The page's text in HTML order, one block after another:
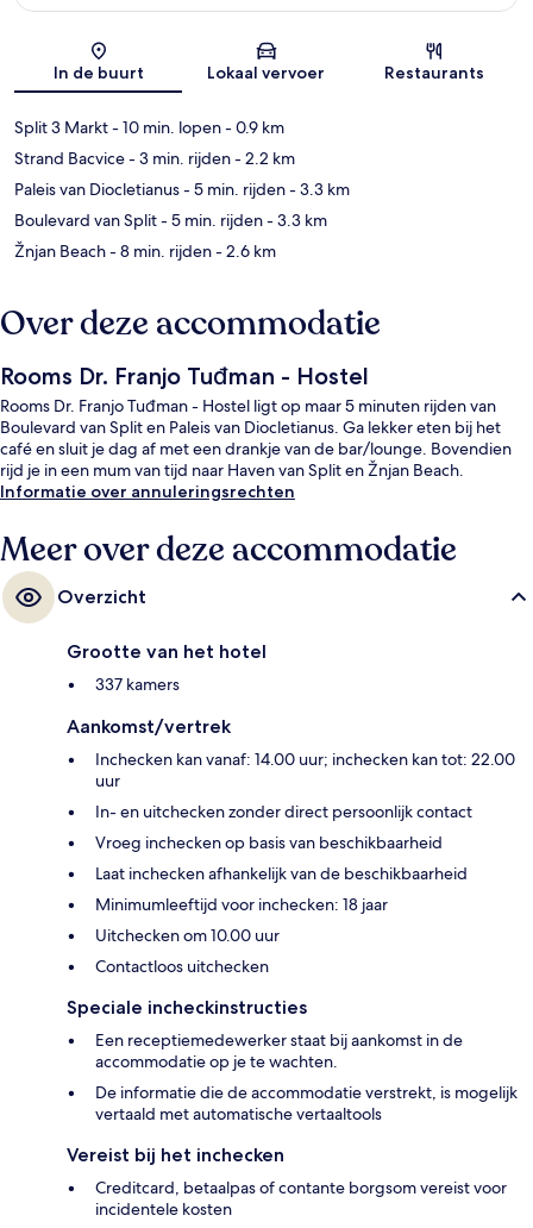
Kaart
In de buurt Lokaal vervoer Restaurants
Split 3 Markt- 10 min. lopen- 0.9 km
Strand Bacvice- 3 min. rijden- 2.2 km
Paleis van Diocletianus- 5 min. rijden- 3.3 km
Boulevard van Split- 5 min. rijden- 3.3 km
Žnjan Beach- 8 min. rijden- 2.6 km
Over deze accommodatie
Rooms Dr. Franjo Tuđman - Hostel
Rooms Dr. Franjo Tuđman - Hostel ligt op maar 5 minuten rijden van
Boulevard van Split en Paleis van Diocletianus. Ga lekker eten bij het
café en sluit je dag af met een drankje van de bar/lounge. Bovendien
rijd je in een mum van tijd naar Haven van Split en Žnjan Beach.
Informatie over annuleringsrechten
Meer over deze accommodatie
Overzicht
Grootte van het hotel
337 kamers
Aankomst/vertrek
Inchecken kan vanaf: 14.00 uur; inchecken kan tot: 22.00
uur
In- en uitchecken zonder direct persoonlijk contact
Vroeg inchecken op basis van beschikbaarheid
Laat inchecken afhankelijk van de beschikbaarheid
Minimumleeftijd voor inchecken: 18 jaar
Uitchecken om 10.00 uur
Contactloos uitchecken
Speciale incheckinstructies
Een receptiemedewerker staat bij aankomst in de
accommodatie op je te wachten.
De informatie die de accommodatie verstrekt, is mogelijk
vertaald met automatische vertaaltools
Vereist bij het inchecken
Creditcard, betaalpas of contante borgsom vereist voor
incidentele kosten